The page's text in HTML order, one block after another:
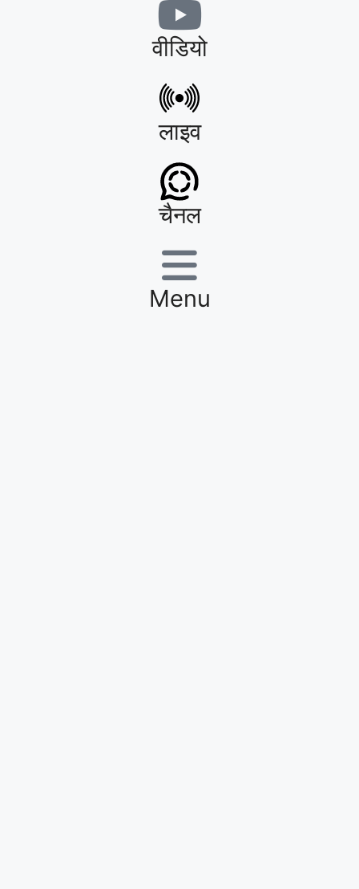
वीडियो
लाइव
चैनल
Menu